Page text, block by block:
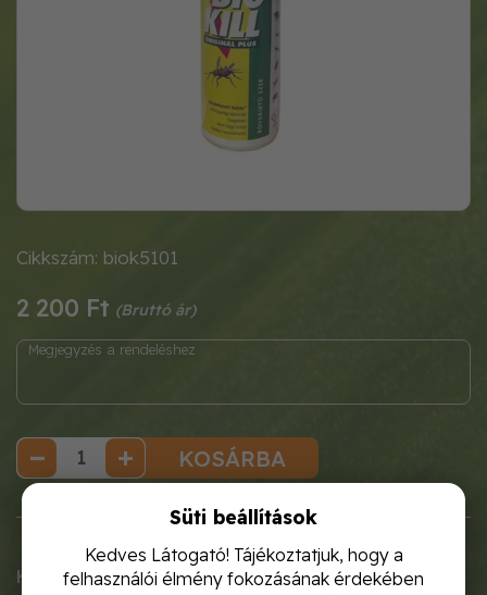
Cikkszám: biok5101
2 200 Ft
KOSÁRBA
Rövid ismertetése
Készre kevert rovarirtó szer légy, hangya, bolha,
Süti beállítások
Kedves Látogató! Tájékoztatjuk, hogy a
felhasználói élmény fokozásának érdekében